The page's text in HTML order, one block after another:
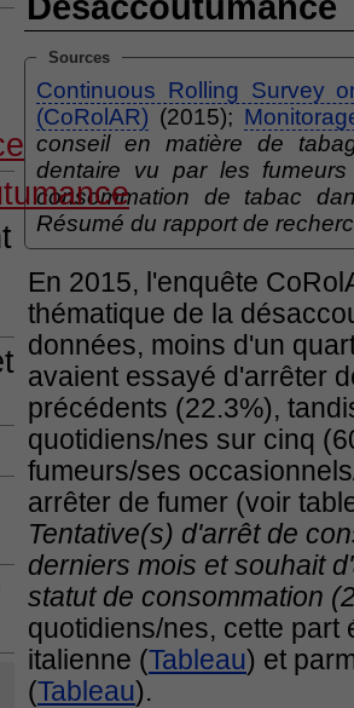
Sources
Continuous Rolling Survey
(CoRolAR) (2015);
conseil en matière de
dentaire vu par les
consommation de tabac
Résumé du rapport de
En 2015, l'enquête
thématique de la
données, moins d'un
avaient essayé d'arrêter
précédents (22.3%),
quotidiens/nes sur cinq
fumeurs/ses
arrêter de fumer (voir
Tentative(s) d'arrêt de
derniers mois et souhait
statut de consommation
quotidiens/nes, cette part
italienne (Tableau) et
(Tableau).